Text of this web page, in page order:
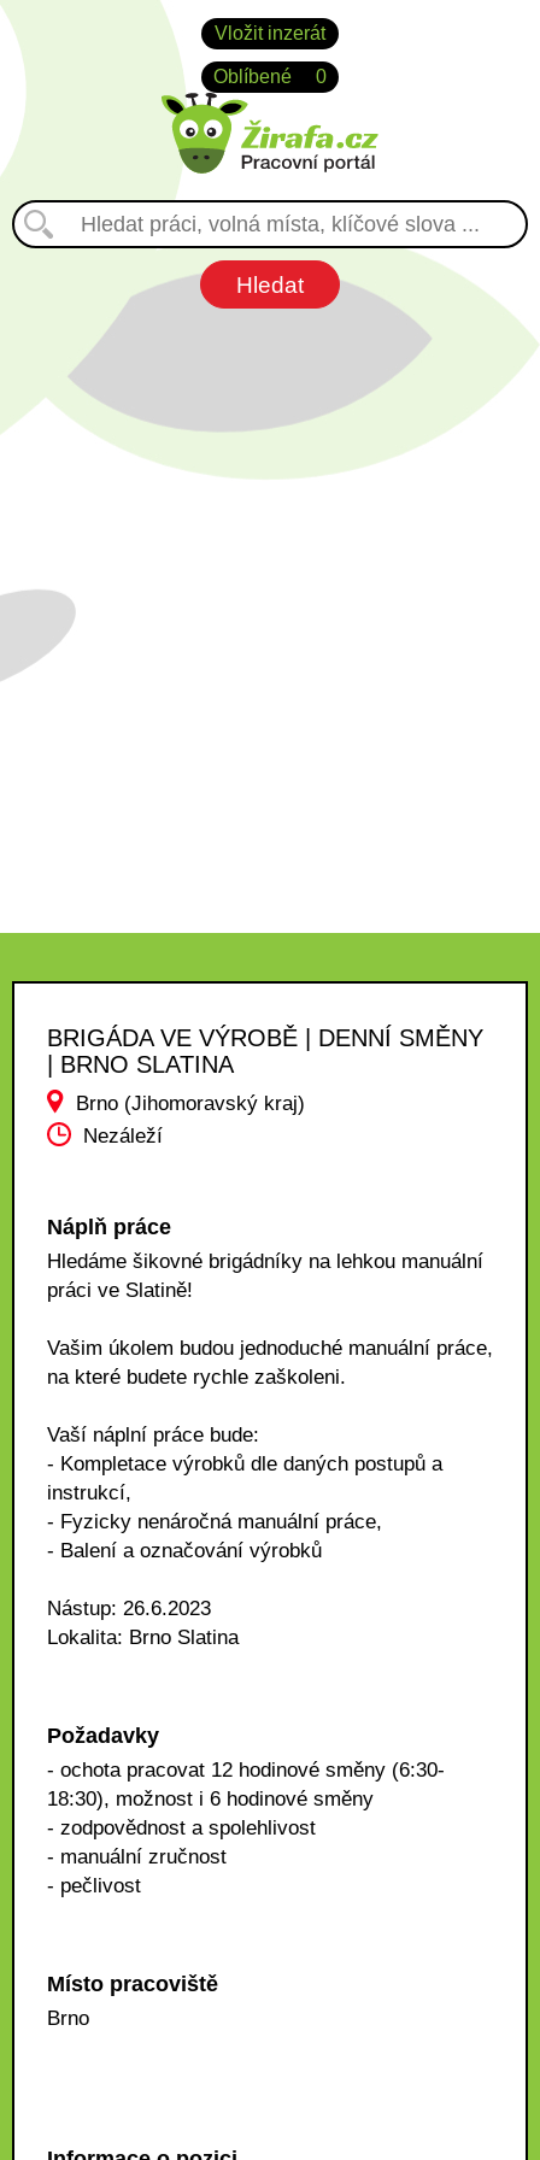
Vložit inzerát
Oblíbené 0
BRIGÁDA VE VÝROBĚ | DENNÍ SMĚNY
| BRNO SLATINA
Brno (Jihomoravský kraj)
Nezáleží
Náplň práce
Hledáme šikovné brigádníky na lehkou manuální
práci ve Slatině!
Vašim úkolem budou jednoduché manuální práce,
na které budete rychle zaškoleni.
Vaší náplní práce bude:
- Kompletace výrobků dle daných postupů a
instrukcí,
- Fyzicky nenáročná manuální práce,
- Balení a označování výrobků
Nástup: 26.6.2023
Lokalita: Brno Slatina
Požadavky
- ochota pracovat 12 hodinové směny (6:30-
18:30), možnost i 6 hodinové směny
- zodpovědnost a spolehlivost
- manuální zručnost
- pečlivost
Místo pracoviště
Brno